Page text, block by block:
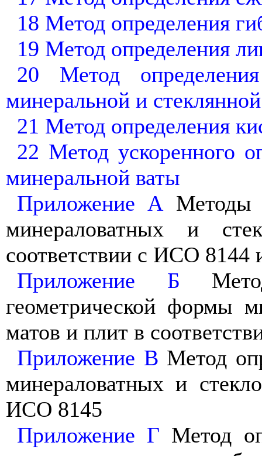
18 Метод определения
19 Метод определения
20 Метод
минеральной и
21 Метод определения
22 Метод ускоренного
минеральной ваты
Приложение А Методы
минераловатных и
соответствии с ИСО
Приложение Б
геометрической формы
матов и плит в
Приложение В Метод
минераловатных и
ИСО 8145
Приложение Г Метод